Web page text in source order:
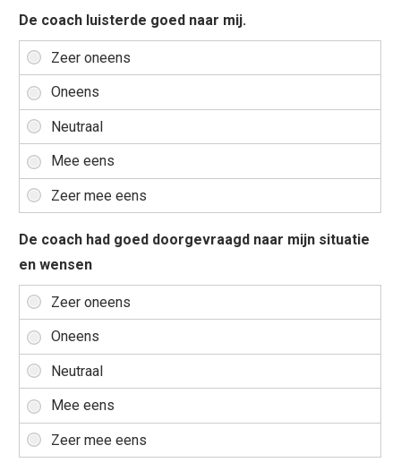
De coach luisterde goed naar mij.
De coach had goed doorgevraagd naar mijn situatie
en wensen